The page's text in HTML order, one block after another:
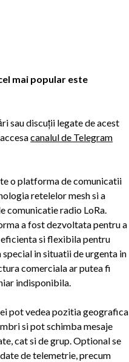
mai popular este
sau discuții legate de acest
canalul de Telegram
o platforma de comunicatii
retelelor mesh si a
comunicatie radio LoRa.
a fost dezvoltata pentru a
si flexibila pentru
in situatii de urgenta in
comerciala ar putea fi
indisponibila.
pot vedea pozitia geografica
si pot schimba mesaje
cat si de grup. Optional se
de telemetrie, precum